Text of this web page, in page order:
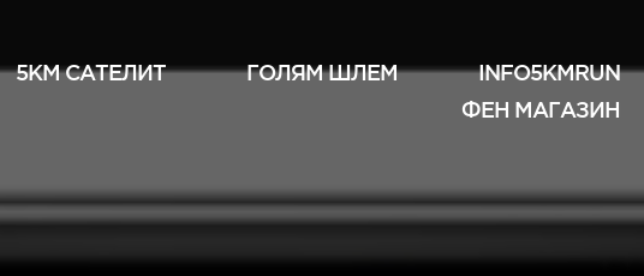
5KM САТЕЛИТ ГОЛЯМ ШЛЕМ
INFO5KMRUN
ФЕН МАГАЗИН